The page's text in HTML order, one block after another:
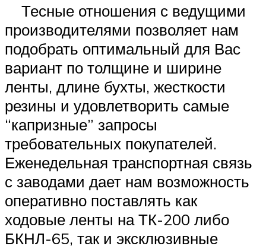
Тесные отношения с ведущими
производителями позволяет нам
подобрать оптимальный для Вас
вариант по толщине и ширине
ленты, длине бухты, жесткости
резины и удовлетворить самые
“капризные” запросы
требовательных покупателей.
Еженедельная транспортная связь
с заводами дает нам возможность
оперативно поставлять как
ходовые ленты на ТК-200 либо
БКНЛ-65, так и эксклюзивные